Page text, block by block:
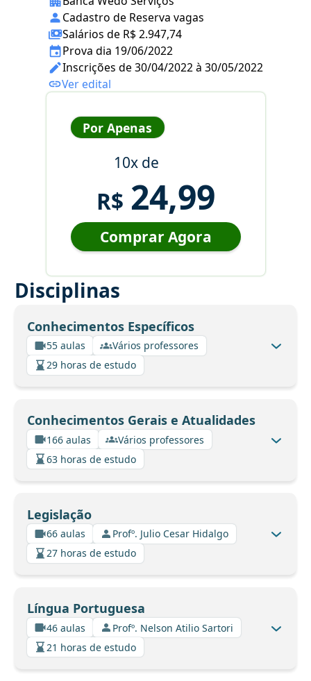
Cadastro de Reserva vagas
Salários de R$ 2.947,74
Prova dia 19/06/2022
Inscrições de 30/04/2022 à 30/05/2022
Ver edital
Por Apenas
10x de
R$ 24,99
Comprar Agora
Disciplinas
Conhecimentos Específicos
55 aulas
Vários professores
29 horas de estudo
Conhecimentos Gerais e Atualidades
166 aulas
Vários professores
63 horas de estudo
Legislação
66 aulas
Profº. Julio Cesar Hidalgo
27 horas de estudo
Língua Portuguesa
46 aulas
Profº. Nelson Atilio Sartori
21 horas de estudo